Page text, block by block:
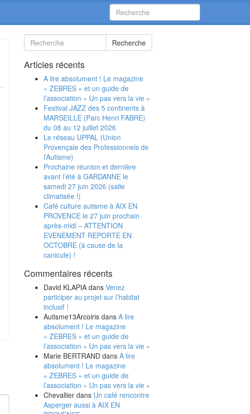
Recherche
Articles récents
A lire absolument ! Le magazine
« ZEBRES » et un guide de
l’association « Un pas vers la vie »
Festival JAZZ des 5 continents à
MARSEILLE (Parc Henri FABRE)
du 08 au 12 juillet 2026
Le réseau UPPAL (Union
Provençale des Professionnels de
l’Autisme)
Prochaine réunion et dernière
avant l’été à GARDANNE le
samedi 27 juin 2026 (salle
climatisée !)
Café culture autisme à AIX EN
PROVENCE le 27 juin prochain
après-midi – ATTENTION
EVENEMENT REPORTE EN
OCTOBRE (à cause de la
canicule) !
Commentaires récents
David KLAPIA dans Venez
participer au projet sur l’habitat
inclusif !
Autisme13Arcoiris dans A lire
absolument ! Le magazine
« ZEBRES » et un guide de
l’association « Un pas vers la vie »
Marie BERTRAND dans A lire
absolument ! Le magazine
« ZEBRES » et un guide de
l’association « Un pas vers la vie »
Chevallier dans Un café rencontre
Asperger aussi à AIX EN